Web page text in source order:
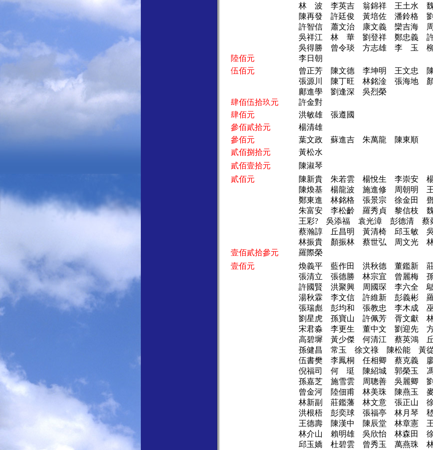
林 波 李英吉 翁錦祥 王土水 魏
陳再發 許廷俊 黃培佐 潘鈴格
許智信 蕭文治 康文義 欒吉海 周
吳祥江 林 華 劉登祥 鄭忠義
吳得勝 曾令琰 方志雄 李 玉 柳
陸佰元
李日朝
伍佰元
曾正芳 陳文德 李坤明 王文忠
張源川 陳丁旺 林銘淦 張海地
鄺進學 劉逢深 吳烈榮
肆佰伍拾玖元
許金對
肆佰元
洪敏雄 張遵國
參佰貳拾元
楊清雄
參佰元
葉文政 蘇進吉 朱萬龍 陳東順
貳佰捌拾元
黃松水
貳佰壹拾元
陳淑琴
貳佰元
陳新貴 朱若雲 楊悅生 李崇安
陳煥基 楊龍波 施進修 周朝明
鄭東進 林銘格 張景宗 徐金田
朱富安 李松齡 羅秀貞 黎信枝
王彩? 吳添福 袁光漳 彭德清 蔡
蔡瀚諄 丘昌明 黃清椅 邱玉敏
林振貴 顏振林 蔡世弘 周文光 林
壹佰貳拾參元
羅際榮
壹佰元
煥義平 藍作田 洪秋德 董鑑新
張清立 張德勝 林宗宜 曾麗梅
許國賢 洪聚興 周國琛 李六全
湯秋霖 李文信 許維新 彭義彬
張瑞彪 彭均和 張教忠 李木成
劉星虎 孫寶山 許佩芳 胥文獻
宋君淼 李更生 董中文 劉迎先
高碧墀 黃少傑 何清江 蔡英鴻
孫健昌 常玉 徐文祿 陳松能 黃
伍書樊 李鳳桐 任相卿 蔡克義
倪福司 何 珽 陳紹城 郭榮玉
孫嘉芝 施雪雲 周聰善 吳麗卿
曾金河 陸佃甫 林美珠 陳燕玉
林新副 莊鑑藩 林文意 張正山
洪根梧 彭奕球 張福亭 林月琴
王德壽 陳漢中 陳辰堂 林章憲
林介山 賴明雄 吳欣怡 林森田
邱玉嬌 杜碧雲 曾秀玉 萬燕珠